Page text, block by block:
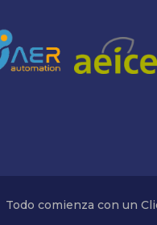
Todo comienza con un